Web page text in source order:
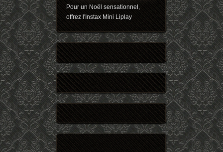
Pour un Noël sensationnel,
offrez l'Instax Mini Liplay